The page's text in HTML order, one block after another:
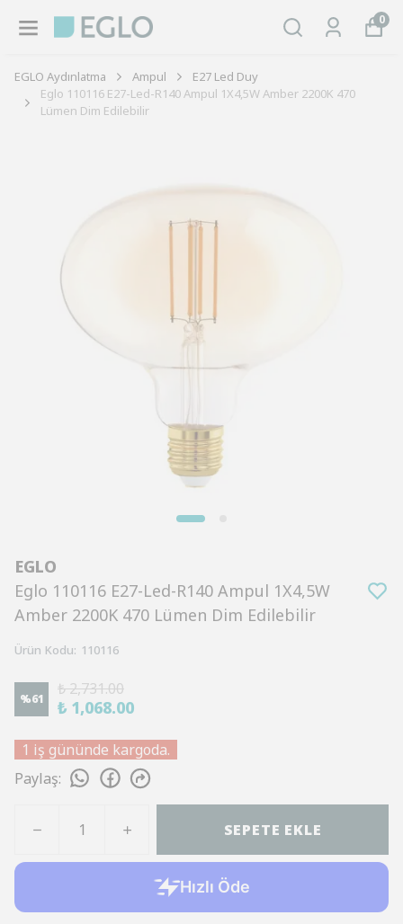
0
EGLO Aydınlatma Ampul
E27 Led Duy
Eglo 110116 E27-Led-R140 Ampul 1X4,5W Amber 2200K 470
Lümen Dim Edilebilir
EGLO
Eglo 110116 E27-Led-R140 Ampul 1X4,5W
Amber 2200K 470 Lümen Dim Edilebilir
Ürün Kodu: 110116
%61
₺ 2,731.00
₺ 1,068.00
1 iş gününde kargoda.
Paylaş:
SEPETE EKLE